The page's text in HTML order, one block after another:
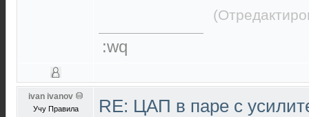
:wq
ivan ivanov
Учу Правила
RE: ЦАП в паре с